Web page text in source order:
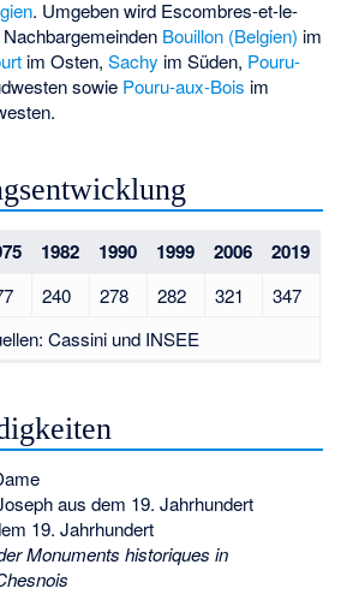
. Umgeben wird Escombres-et-le-
Bouillon (Belgien) im
im Osten,Sachy im Süden, Pouru-
sowie Pouru-aux-Bois im
1982 1990 1999 2006 2019
240 278 282 321
347
Cassini und INSEE
aus dem 19. Jahrhundert
19. Jahrhundert
Monuments historiques in